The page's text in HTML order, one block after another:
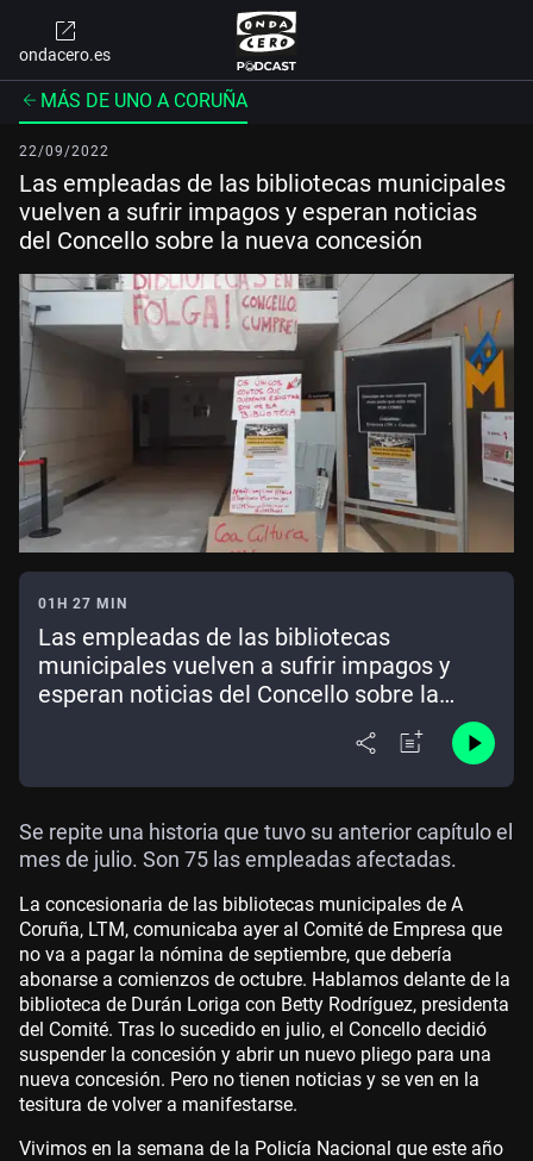
ondacero.es
MÁS DE UNO A CORUÑA
22/09/2022
Las empleadas de las bibliotecas municipales
vuelven a sufrir impagos y esperan noticias
del Concello sobre la nueva concesión
01H 27 MIN
Las empleadas de las bibliotecas
municipales vuelven a sufrir impagos y
esperan noticias del Concello sobre la
Se repite una historia que tuvo su anterior capítulo el
mes de julio. Son 75 las empleadas afectadas.
La concesionaria de las bibliotecas municipales de A
Coruña, LTM, comunicaba ayer al Comité de Empresa que
no va a pagar la nómina de septiembre, que debería
abonarse a comienzos de octubre. Hablamos delante de la
biblioteca de Durán Loriga con Betty Rodríguez, presidenta
del Comité. Tras lo sucedido en julio, el Concello decidió
suspender la concesión y abrir un nuevo pliego para una
nueva concesión. Pero no tienen noticias y se ven en la
tesitura de volver a manifestarse.
Vivimos en la semana de la Policía Nacional que este año